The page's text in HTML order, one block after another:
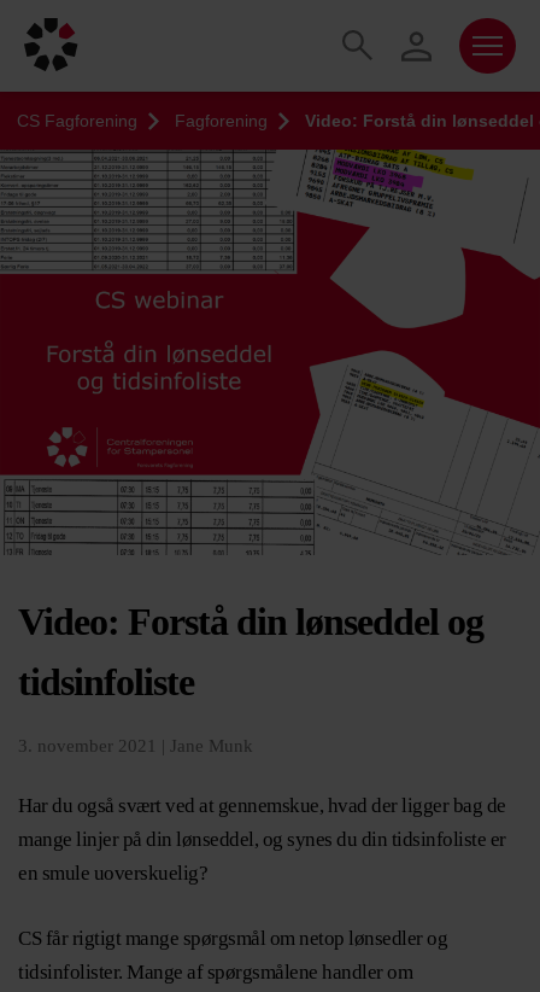
CS Fagforening Fagforening Video: Forstå din
Video: Forstå din lønseddel og
tidsinfoliste
3. november 2021 | Jane Munk
Har du også svært ved at gennemskue, hvad der ligger bag de
mange linjer på din lønseddel, og synes du din tidsinfoliste er
en smule uoverskuelig?
CS får rigtigt mange spørgsmål om netop lønsedler og
tidsinfolister. Mange af spørgsmålene handler om